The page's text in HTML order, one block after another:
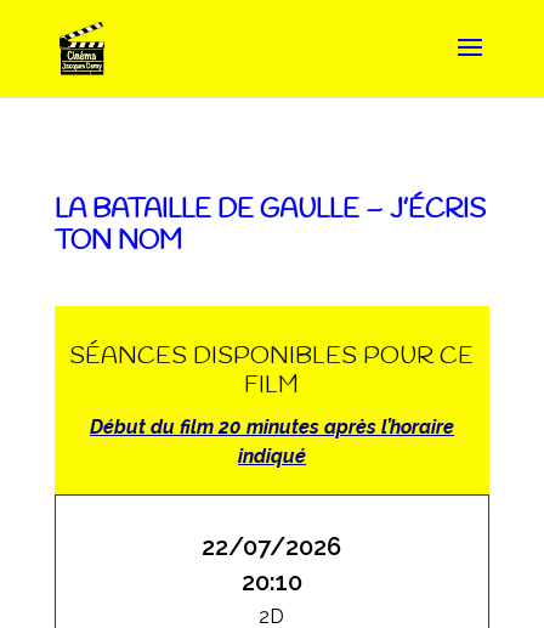
LA BATAILLE DE GAULLE – J’ÉCRIS
TON NOM
SÉANCES DISPONIBLES POUR CE
FILM
Début du film 20 minutes après l’horaire
indiqué
22/07/2026
20:10
2D